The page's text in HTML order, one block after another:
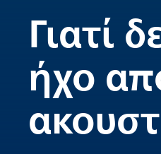
Γιατί
ήχο